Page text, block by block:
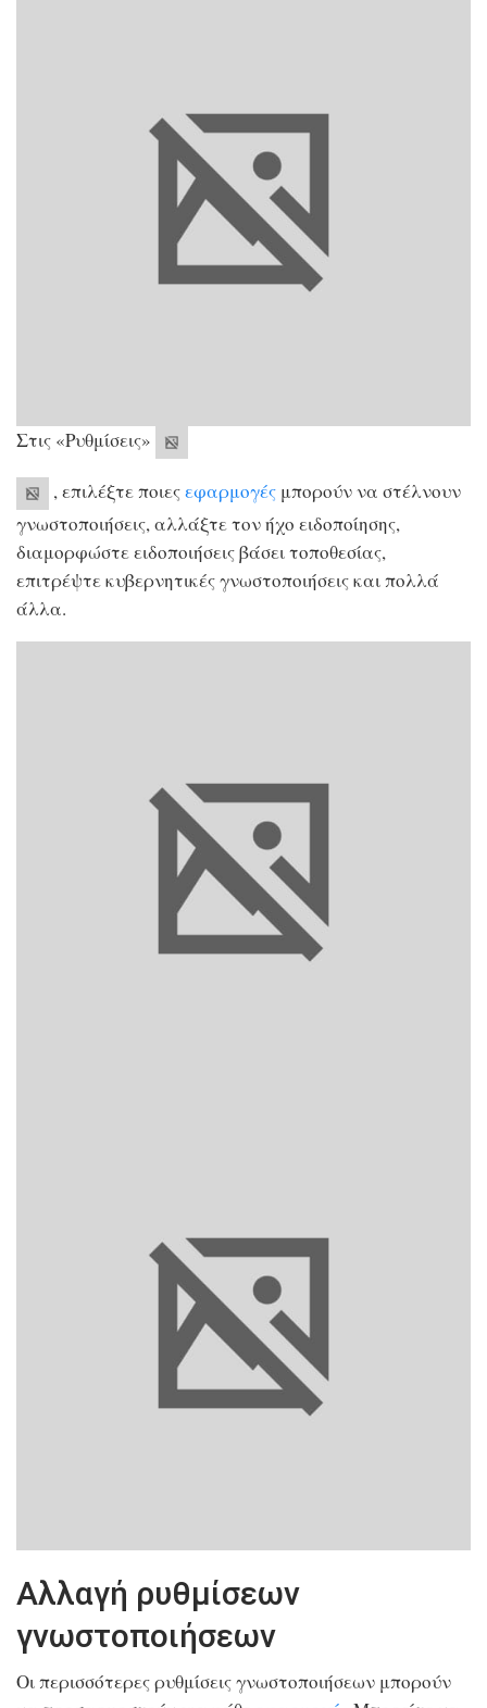
Στις «Ρυθμίσεις»
, επιλέξτε ποιεςεφαρμογές μπορούν να στέλνουν
γνωστοποιήσεις, αλλάξτε τον ήχο ειδοποίησης,
διαμορφώστε ειδοποιήσεις βάσει τοποθεσίας,
επιτρέψτε κυβερνητικές γνωστοποιήσεις και πολλά
άλλα.
Αλλαγή ρυθμίσεων
γνωστοποιήσεων
Οι περισσότερες ρυθμίσεις γνωστοποιήσεων μπορούν